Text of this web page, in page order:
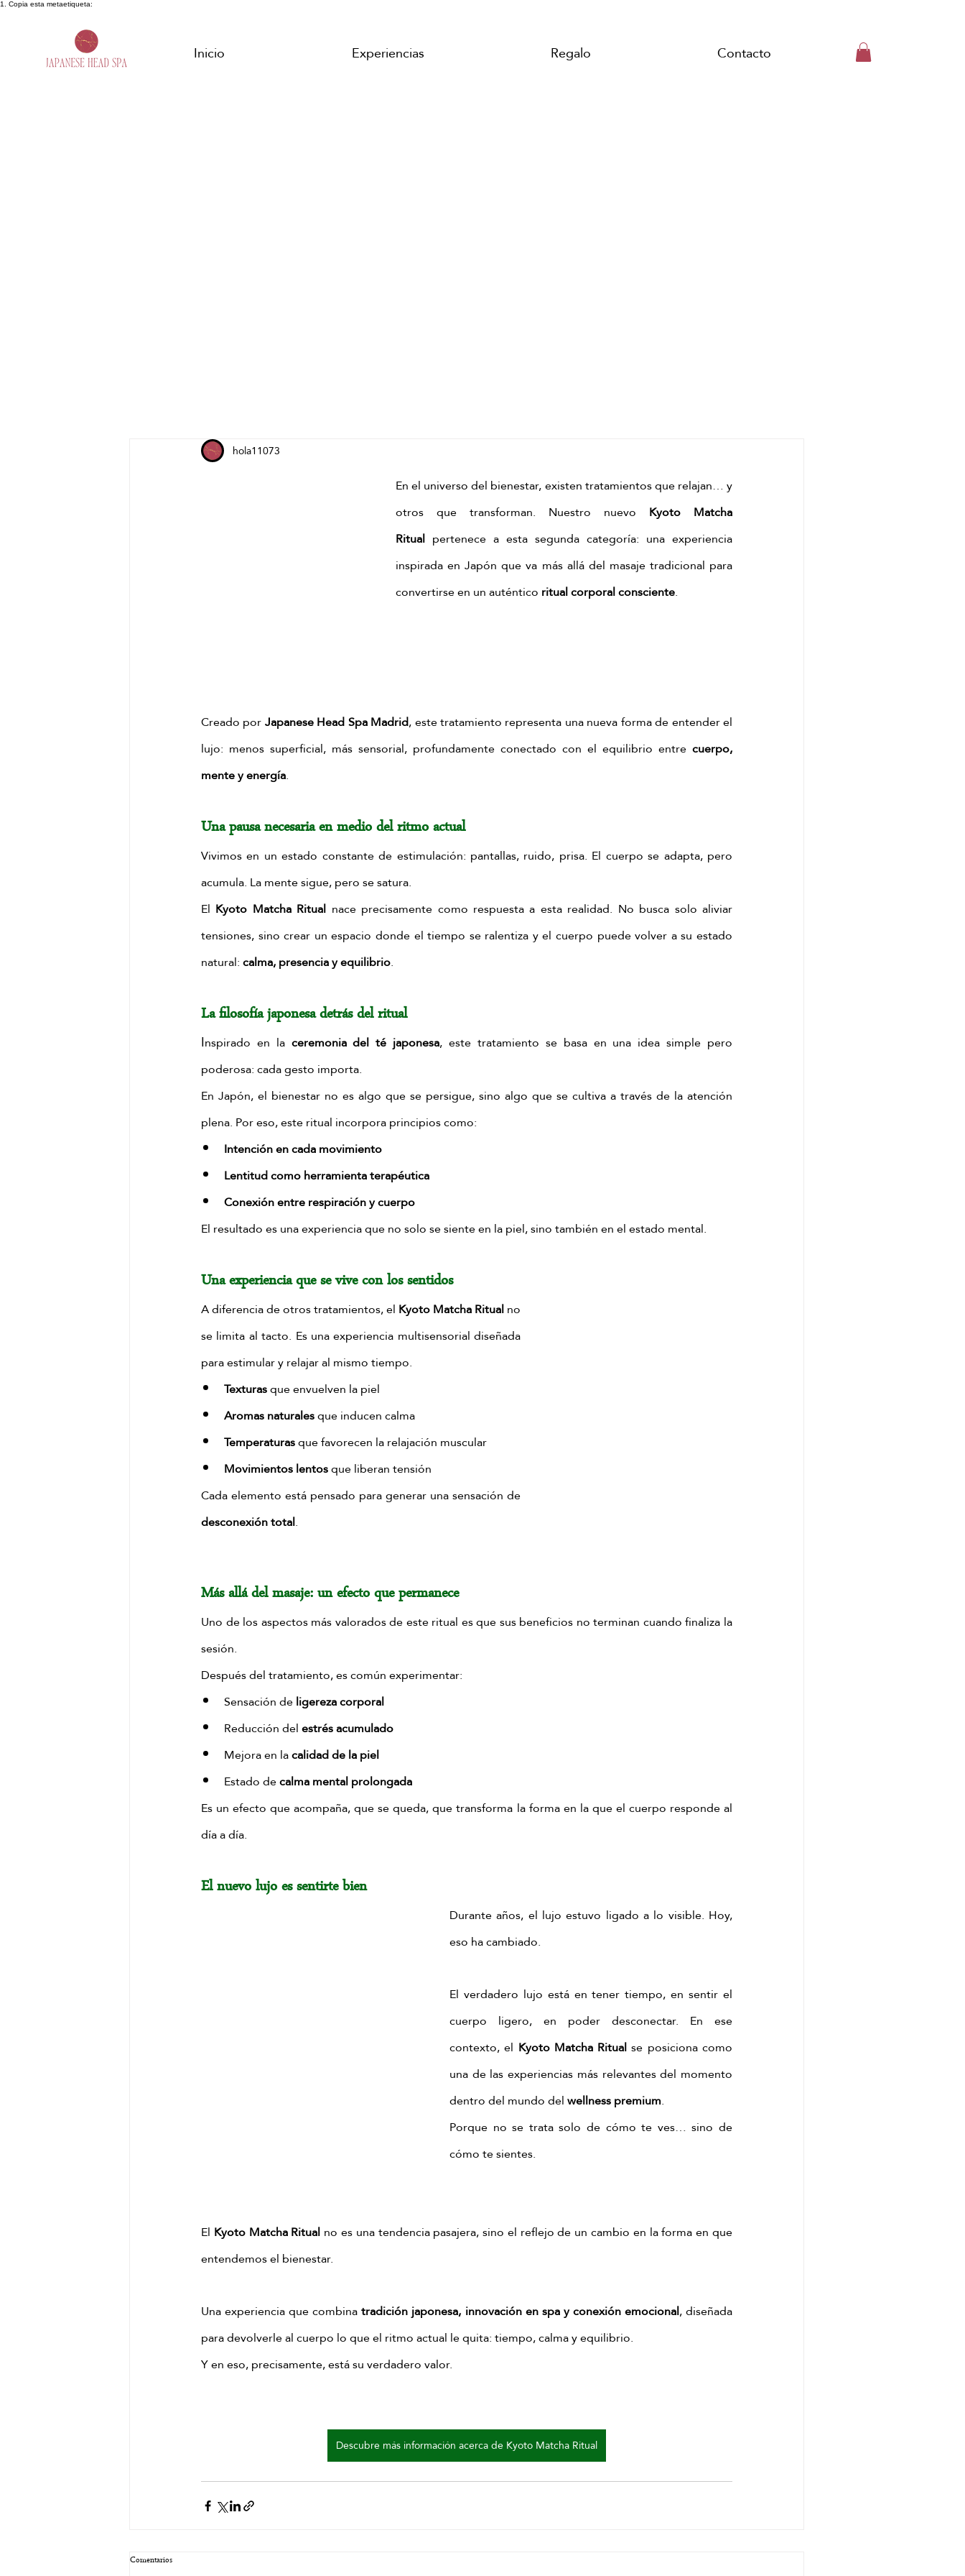
1. Copia esta metaetiqueta:
Inicio Experiencias Regalo Contacto
hola11073
En el universo del bienestar, existen tratamientos que relajan… y
otros que transforman. Nuestro nuevo Kyoto Matcha
Ritual pertenece a esta segunda categoría: una experiencia
inspirada en Japón que va más allá del masaje tradicional para
convertirse en un auténtico ritual corporal consciente.
Creado por Japanese Head Spa Madrid, este tratamiento representa una nueva forma de entender el
lujo: menos superficial, más sensorial, profundamente conectado con el equilibrio entre cuerpo,
mente y energía.
Una pausa necesaria en medio del ritmo actual
Vivimos en un estado constante de estimulación: pantallas, ruido, prisa. El cuerpo se adapta, pero
acumula. La mente sigue, pero se satura.
El Kyoto Matcha Ritual nace precisamente como respuesta a esta realidad. No busca solo aliviar
tensiones, sino crear un espacio donde el tiempo se ralentiza y el cuerpo puede volver a su estado
natural: calma, presencia y equilibrio.
La filosofía japonesa detrás del ritual
Inspirado en la ceremonia del té japonesa, este tratamiento se basa en una idea simple pero
poderosa: cada gesto importa.
En Japón, el bienestar no es algo que se persigue, sino algo que se cultiva a través de la atención
plena. Por eso, este ritual incorpora principios como:
Intención en cada movimiento
Lentitud como herramienta terapéutica
Conexión entre respiración y cuerpo
El resultado es una experiencia que no solo se siente en la piel, sino también en el estado mental.
Una experiencia que se vive con los sentidos
A diferencia de otros tratamientos, el Kyoto Matcha Ritual no
se limita al tacto. Es una experiencia multisensorial diseñada
para estimular y relajar al mismo tiempo.
Texturas que envuelven la piel
Aromas naturales que inducen calma
Temperaturas que favorecen la relajación muscular
Movimientos lentos que liberan tensión
desconexión total.
Más allá del masaje: un efecto que permanece
Uno de los aspectos más valorados de este ritual es que sus beneficios no terminan cuando finaliza la
sesión.
Después del tratamiento, es común experimentar:
Sensación de ligereza corporal
Reducción del estrés acumulado
Mejora en la calidad de la piel
Estado de calma mental prolongada
Es un efecto que acompaña, que se queda, que transforma la forma en la que el cuerpo responde al
día a día.
El nuevo lujo es sentirte bien
Durante años, el lujo estuvo ligado a lo visible. Hoy,
eso ha cambiado.
El verdadero lujo está en tener tiempo, en sentir el
cuerpo ligero, en poder desconectar. En ese
contexto, el Kyoto Matcha Ritual se posiciona como
una de las experiencias más relevantes del momento
dentro del mundo del wellness premium.
Porque no se trata solo de cómo te ves… sino de
cómo te sientes.
El Kyoto Matcha Ritual no es una tendencia pasajera, sino el reflejo de un cambio en la forma en que
entendemos el bienestar.
Una experiencia que combina tradición japonesa, innovación en spa y conexión emocional, diseñada
para devolverle al cuerpo lo que el ritmo actual le quita: tiempo, calma y equilibrio.
Y en eso, precisamente, está su verdadero valor.
Descubre más información acerca de Kyoto Matcha Ritual
Comentarios